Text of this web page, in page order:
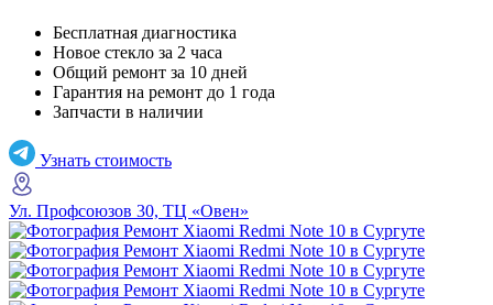
Бесплатная диагностика
Новое стекло за 2 часа
Общий ремонт за 10 дней
Гарантия на ремонт до 1 года
Запчасти в наличии
Узнать стоимость
Ул. Профсоюзов 30, ТЦ «Овен»